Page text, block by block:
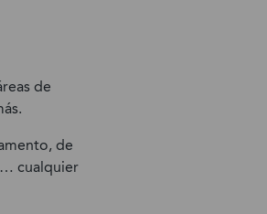
de
de
cualquier